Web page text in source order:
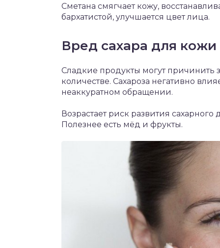
Сметана смягчает кожу,
бархатистой, улучшается цвет лица.
Вред сахара для кожи
Сладкие продукты могут причинить
количестве. Сахароза негативно
неаккуратном обращении.
Возрастает риск развития
Полезнее есть мёд и фрукты.